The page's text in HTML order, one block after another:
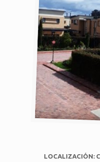
LOCALIZACIÓN: